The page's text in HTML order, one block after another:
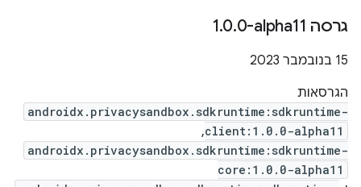
גרסה ‎1 .0.0-alpha11
‫15 בנובמבר 2023
הגרסאות
androidx.privacysandbox.sdkruntime:sdkruntime-
client:1.0.0-alpha11
,
androidx.privacysandbox.sdkruntime:sdkruntime-
core:1.0.0-alpha11